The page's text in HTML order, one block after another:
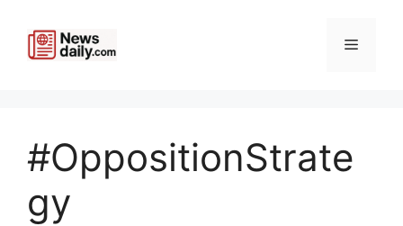
content
Menu
#OppositionStrate
gy